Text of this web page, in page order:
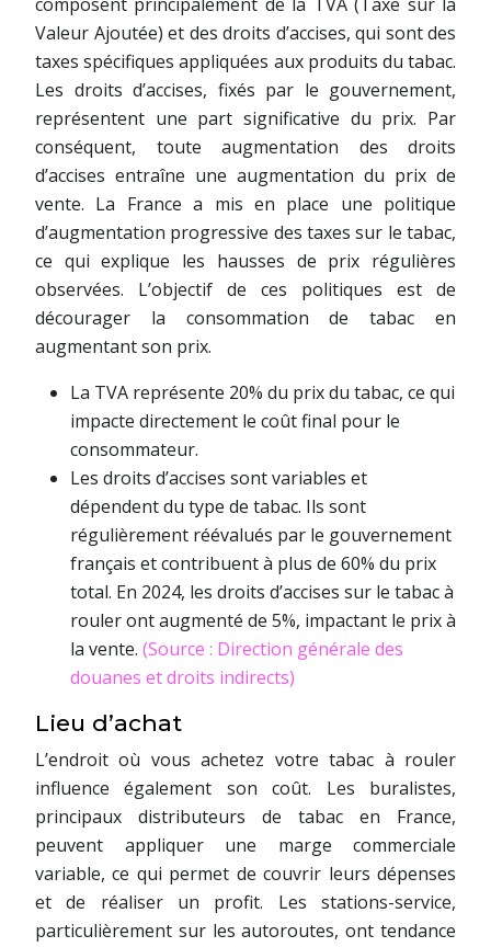
Valeur Ajoutée) et des droits d’accises, qui sont des
taxes spécifiques appliquées aux produits du tabac.
Les droits d’accises, fixés par le gouvernement,
représentent une part significative du prix. Par
conséquent, toute augmentation des droits
d’accises entraîne une augmentation du prix de
vente. La France a mis en place une politique
d’augmentation progressive des taxes sur le tabac,
ce qui explique les hausses de prix régulières
observées. L’objectif de ces politiques est de
décourager la consommation de tabac en
augmentant son prix.
La TVA représente 20% du prix du tabac, ce qui
impacte directement le coût final pour le
consommateur.
Les droits d’accises sont variables et
dépendent du type de tabac. Ils sont
régulièrement réévalués par le gouvernement
français et contribuent à plus de 60% du prix
total. En 2024, les droits d’accises sur le tabac à
rouler ont augmenté de 5%, impactant le prix à
la vente. (Source : Direction générale des
douanes et droits indirects)
Lieu d’achat
L’endroit où vous achetez votre tabac à rouler
influence également son coût. Les buralistes,
principaux distributeurs de tabac en France,
peuvent appliquer une marge commerciale
variable, ce qui permet de couvrir leurs dépenses
et de réaliser un profit. Les stations-service,
particulièrement sur les autoroutes, ont tendance